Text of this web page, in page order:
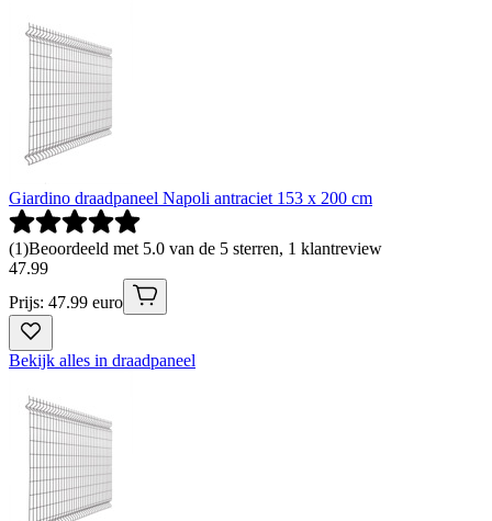
Giardino draadpaneel Napoli antraciet 153 x 200 cm
(1)Beoordeeld met 5.0 van de 5 sterren, 1 klantreview
47.99
Prijs: 47.99 euro
Bekijk alles in draadpaneel